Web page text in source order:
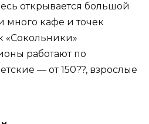
открывается большой
много кафе и точек
«Сокольники»
работают по
— от 150??, взрослые